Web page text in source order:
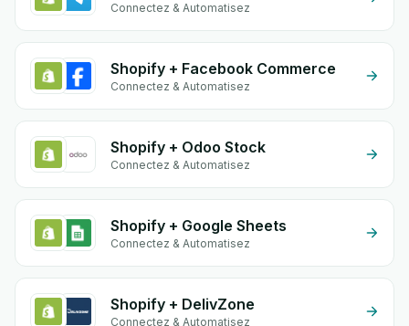
Connectez & Automatisez
Shopify + Facebook Commerce
Connectez & Automatisez
Shopify + Odoo Stock
Connectez & Automatisez
Shopify + Google Sheets
Connectez & Automatisez
Shopify + DelivZone
Connectez & Automatisez